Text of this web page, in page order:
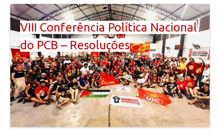
VIII Conferência Política Nacional
do PCB – Resoluções